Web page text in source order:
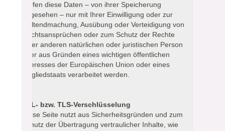
dürfen diese Daten – von ihrer Speicherung
abgesehen – nur mit Ihrer Einwilligung oder zur
Geltendmachung, Ausübung oder Verteidigung von
Rechtsansprüchen oder zum Schutz der Rechte
einer anderen natürlichen oder juristischen Person
oder aus Gründen eines wichtigen öffentlichen
Interesses der Europäischen Union oder eines
Mitgliedstaats verarbeitet werden.
SSL- bzw. TLS-Verschlüsselung
Diese Seite nutzt aus Sicherheitsgründen und zum
Schutz der Übertragung vertraulicher Inhalte, wie